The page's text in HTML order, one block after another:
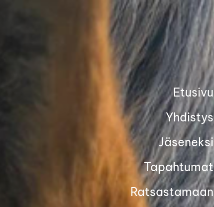
Etusivu
Yhdistys
Jäseneksi
Tapahtumat
Ratsastamaan